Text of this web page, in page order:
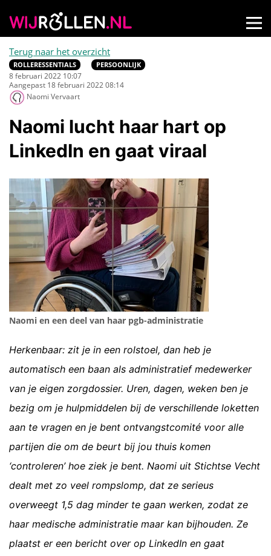
Terug naar het overzicht
ROLLERESSENTIALS PERSOONLIJK
8 februari 2022 10:07
Aangepast 18 februari 2022 08:14
Naomi Vervaart
Naomi lucht haar hart op
LinkedIn en gaat viraal
Naomi en een deel van haar pgb-administratie
Herkenbaar: zit je in een rolstoel, dan heb je
automatisch een baan als administratief medewerker
van je eigen zorgdossier. Uren, dagen, weken ben je
bezig om je hulpmiddelen bij de verschillende loketten
aan te vragen en je bent ontvangstcomité voor alle
partijen die om de beurt bij jou thuis komen
‘controleren’ hoe ziek je bent. Naomi uit Stichtse Vecht
dealt met zo veel rompslomp, dat ze serieus
overweegt 1,5 dag minder te gaan werken, zodat ze
haar medische administratie maar kan bijhouden. Ze
plaatst er een bericht over op LinkedIn en gaat